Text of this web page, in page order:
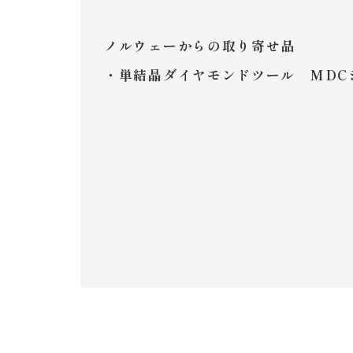
ノルウェーからの取り寄せ品
・単結晶ダイヤモンドツール MDC